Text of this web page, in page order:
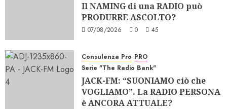
Il NAMING di una RADIO può
PRODURRE ASCOLTO?
07/08/2026 0 45
Consulenza Pro PRO
Serie "The Radio Bank"
JACK-FM: “SUONIAMO ciò che
VOGLIAMO”. La RADIO PERSONA
è ANCORA ATTUALE?